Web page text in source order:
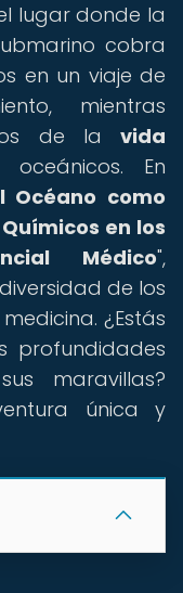
lugar donde la
cobra
en un viaje de
mientras
de la vida
En
Océano como
en los
Médico",
de los
¿Estás
profundidades
maravillas?
única y